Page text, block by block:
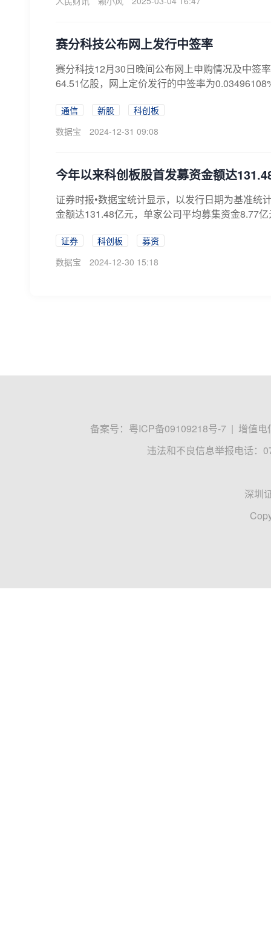
赛分科技公布网上发行中签率
赛分科技12月30日晚间公布网上申购情况及中签
64.51亿股，网上定价发行的中签率为
通信 新股
科创板
数据宝
2024-12-31 09:08
今年以来科创板股首发募资金额达
证券时报•数据宝统计显示，以发行日期为基准
金额达131.48亿元，单家公司平均募集资金8.77
证券 科创板
募资
数据宝
2024-12-30 15:18
备案号： 粤ICP备09109218号-7 | 增值电
违法和不良信息举报电话：
深圳